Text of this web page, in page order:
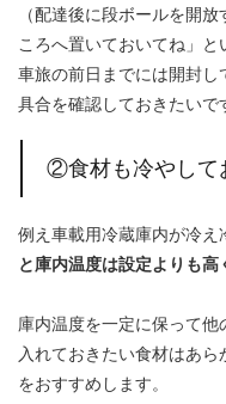
（配達後に段ボールを開
ころへ置いておいてね」と
車旅の前日までには開封し
具合を確認しておきたいで
②食材も冷やして
例え車載用冷蔵庫内が冷え
と庫内温度は設定よりも高
庫内温度を一定に保って
入れておきたい食材はあ
をおすすめします。